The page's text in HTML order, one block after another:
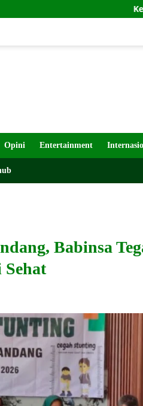
Kecelakaan Kapal
Opini Entertainment
Babinsa